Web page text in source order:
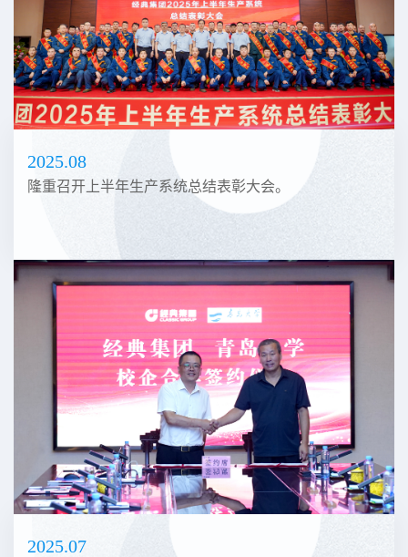
2025.08
隆重召开上半年生产系统总结表彰大会。
2025.07